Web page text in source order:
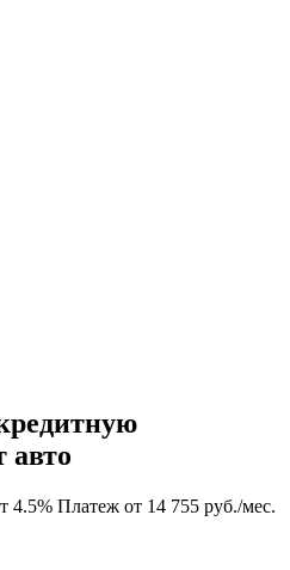
авто
4.5% Платеж от 14 755 руб./мес.